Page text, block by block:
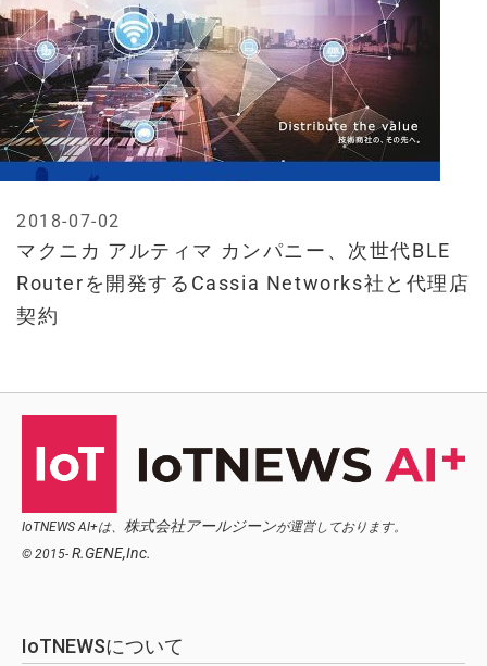
マクニカ アルティマ カンパニー、次世代BLE
Routerを開発するCassia Networks社と代理店
契約
2018-07-02
IoTNEWS AI+は、 株式会社アールジーンが運営しております。
© 2015- R.GENE,Inc.
IoTNEWSについて